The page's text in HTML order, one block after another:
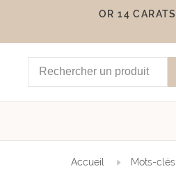
OR 14 CARATS
Accueil Mots-clés